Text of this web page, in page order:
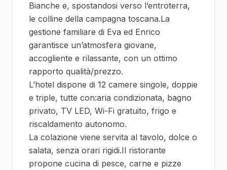
Bianche e, spostandosi verso l’entroterra,
le colline della campagna toscana.La
gestione familiare di Eva ed Enrico
garantisce un’atmosfera giovane,
accogliente e rilassante, con un ottimo
rapporto qualità/prezzo.
L’hotel dispone di 12 camere singole, doppie
e triple, tutte con:aria condizionata, bagno
privato, TV LED, Wi-Fi gratuito, frigo e
riscaldamento autonomo.
La colazione viene servita al tavolo, dolce o
salata, senza orari rigidi.Il ristorante
propone cucina di pesce, carne e pizze